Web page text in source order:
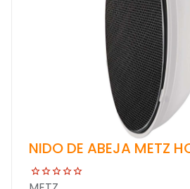
NIDO DE ABEJA METZ